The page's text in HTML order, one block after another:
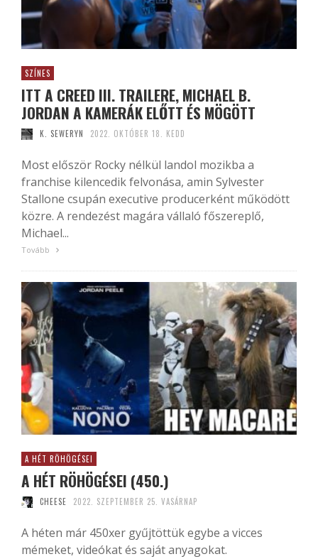
SZÍNES
ITT A CREED III. TRAILERE, MICHAEL B.
JORDAN A KAMERÁK ELŐTT ÉS MÖGÖTT
K. SEWERYN 2022. OKTÓBER 18. KEDD
Most először Rocky nélkül landol mozikba a
franchise kilencedik felvonása, amin Sylvester
Stallone csupán executive producerként működött
közre. A rendezést magára vállaló főszereplő,
Michael...
Tovább
A HÉT RÖHÖGÉSEI
A HÉT RÖHÖGÉSEI (450.)
CHEESE 2022. SZEPTEMBER 25. VASÁRNAP
A héten már 450xer gyűjtöttük egybe a vicces
mémeket, videókat és saját anyagokat.